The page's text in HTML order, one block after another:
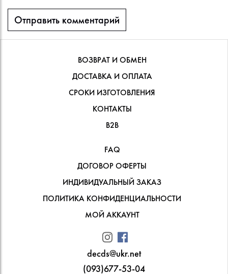
ВОЗВРАТ И ОБМЕН
ДОСТАВКА И ОПЛАТА
СРОКИ ИЗГОТОВЛЕНИЯ
КОНТАКТЫ
В2В
FAQ
ДОГОВОР ОФЕРТЫ
ИНДИВИДУАЛЬНЫЙ ЗАКАЗ
ПОЛИТИКА КОНФИДЕНЦИАЛЬНОСТИ
МОЙ АККАУНТ
decds@ukr.net
(093)677-53-04